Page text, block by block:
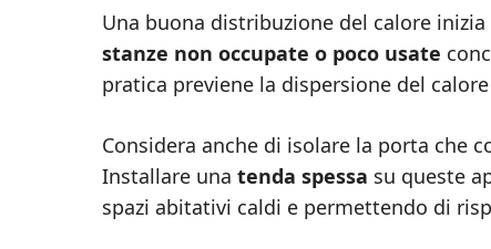
Una buona distribuzione del calore
stanze non occupate o poco usate
pratica previene la dispersione del
Considera anche di isolare la porta che
Installare una tenda spessa su queste
spazi abitativi caldi e permettendo di